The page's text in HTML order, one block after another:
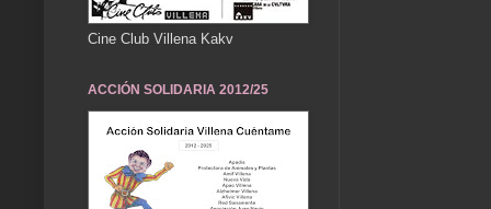
Cine Club Villena Kakv
ACCIÓN SOLIDARIA 2012/25